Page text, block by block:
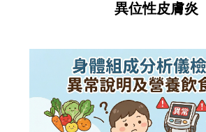
異位性皮膚炎